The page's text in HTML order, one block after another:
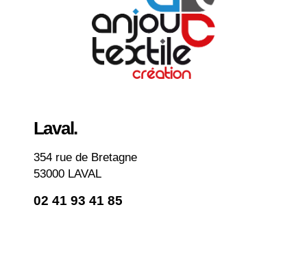
Laval.
354 rue de Bretagne
53000 LAVAL
02 41 93 41 85